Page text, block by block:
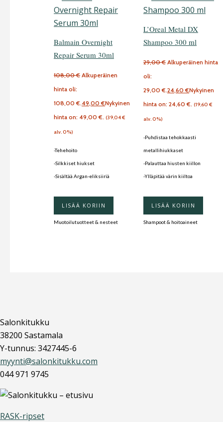
Balmain Overnight
Repair Serum 30ml
108,00€ Alkuperäinen
hinta oli:
108,00 €. 49,00€Nykyinen
hinta on: 49,00 €.
(39,04€
alv. 0%)
-Tehehoito
-Silkkiset hiukset
-Sisältää Argan-eliksiiriä
LISÄÄ KORIIN
Muotoilutuotteet & nesteet
L’Oreal Metal DX
Shampoo 300 ml
29,00€ Alkuperäinen hinta
oli:
29,00 €. 24,60€Nykyinen
hinta on: 24,60 €.
(19,60 €
alv. 0%)
-Puhdistaa tehokkaasti
metallihiukkaset
-Palauttaa hiusten kiillon
-Ylläpitää värin kiiltoa
LISÄÄ KORIIN
Shampoot & hoitoaineet
Salonkitukku
38200 Sastamala
Y-tunnus: 3427445-6
myynti@salonkitukku.com
044 971 9745
RASK-ripset